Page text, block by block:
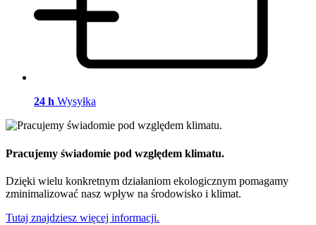
24 h Wysyłka
Pracujemy świadomie pod względem klimatu.
Dzięki wielu konkretnym działaniom ekologicznym pomagamy
zminimalizować nasz wpływ na środowisko i klimat.
Tutaj znajdziesz więcej informacji.